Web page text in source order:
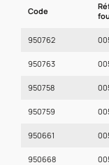
Code
950762
950763
950758
950759
950661
950668